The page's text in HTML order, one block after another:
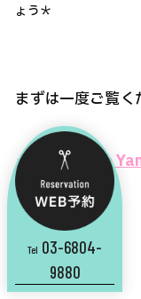
ょう＊
まずは一度ご覧く
⇒⇒【Yusuke
から
Tel 03-6804-
9880